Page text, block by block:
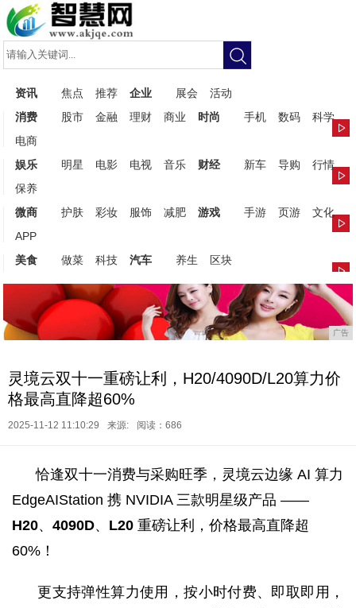
资讯 焦点 推荐 企业 展会
活动
消费
股市 金融 理财 商业 时尚 手机 数码
科学
电商
娱乐
明星 电影 电视 音乐 财经 新车 导购
行情
保养
微商
护肤 彩妆 服饰 减肥 游戏 手游 页游
文化
APP
美食
做菜 科技 汽车 养生 区块
广告
灵境云双十一重磅让利，H20/4090D/L20算力价
格最高直降超60%
2025-11-12 11:10:29 来源: 阅读：686
恰逢双十一消费与采购旺季，灵境云边缘 AI 算力
EdgeAIStation 携 NVIDIA 三款明星级产品 ——
H20、 4090D、 L20 重磅让利，价格最高直降超
60%！
更支持弹性算力使用，按小时付费、即取即用，